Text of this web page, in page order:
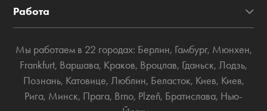
Работа
Мы работаем в 22 городах: Берлин, Гамбург, Мюнхен,
Frankfurt, Варшава, Краков, Вроцлав, Гданьск, Лодзь,
Познань, Катовице, Люблин, Беласток, Киев, Киев,
Рига, Минск, Прага, Brno, Plzeň, Братислава, Нью-